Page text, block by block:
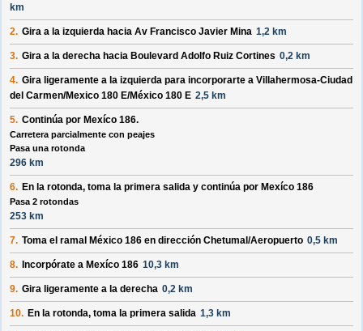
km
2. Gira a la izquierda hacia Av Francisco Javier Mina 1,2 km
3. Gira a la derecha hacia Boulevard Adolfo Ruiz Cortines 0,2 km
4. Gira ligeramente a la izquierda para incorporarte a Villahermosa-Ciudad
del Carmen/Mexico 180 E/México 180 E 2,5 km
5. Continúa por Mexíco 186.
Carretera parcialmente con peajes
Pasa una rotonda
296 km
6. En la rotonda, toma la primera salida y continúa por Mexíco 186
Pasa 2 rotondas
253 km
7. Toma el ramal México 186 en dirección Chetumal/Aeropuerto 0,5 km
8. Incorpórate a Mexíco 186 10,3 km
9. Gira ligeramente a la derecha 0,2 km
10. En la rotonda, toma la primera salida 1,3 km